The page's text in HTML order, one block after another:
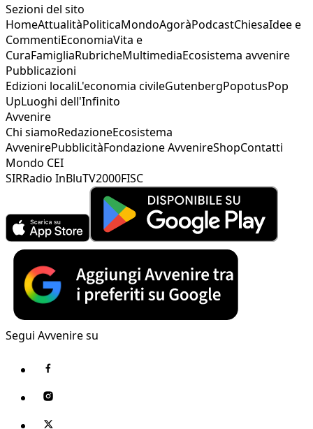
Sezioni del sito
HomeAttualitàPoliticaMondoAgoràPodcastChiesaIdee e
CommentiEconomiaVita e
CuraFamigliaRubricheMultimediaEcosistema avvenire
Pubblicazioni
Edizioni localiL'economia civileGutenbergPopotusPop
UpLuoghi dell'Infinito
Avvenire
Chi siamoRedazioneEcosistema
AvvenirePubblicitàFondazione AvvenireShopContatti
Mondo CEI
SIRRadio InBluTV2000FISC
Segui Avvenire su